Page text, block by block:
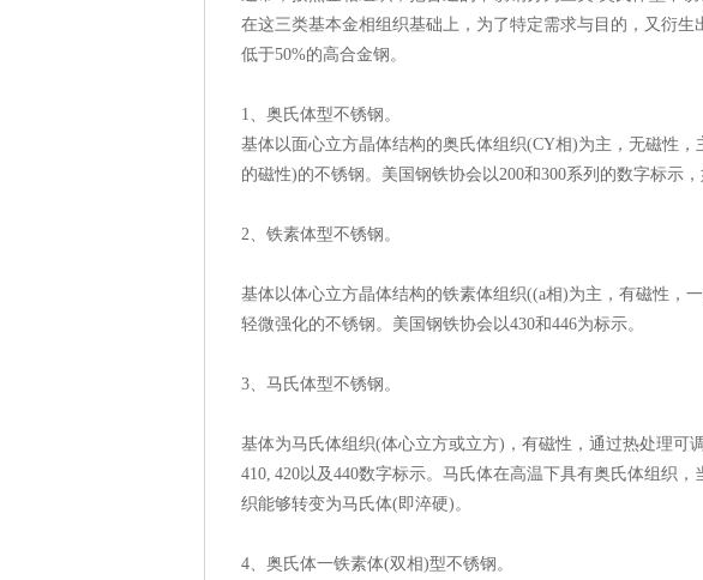
在这三类基本金相组织基础上，为了特定需求与目的，又衍
低于50%的高合金钢。
1、奥氏体型不锈钢。
基体以面心立方晶体结构的奥氏体组织(CY相)为主，无磁性
的磁性)的不锈钢。美国钢铁协会以200和300系列的数字标示，
2、铁素体型不锈钢。
基体以体心立方晶体结构的铁素体组织((a相)为主，有磁性，
轻微强化的不锈钢。美国钢铁协会以430和446为标示。
3、马氏体型不锈钢。
基体为马氏体组织(体心立方或立方)，有磁性，通过热处理可
410, 420以及440数字标示。马氏体在高温下具有奥氏体组织
织能够转变为马氏体(即淬硬)。
4、奥氏体一铁素体(双相)型不锈钢。